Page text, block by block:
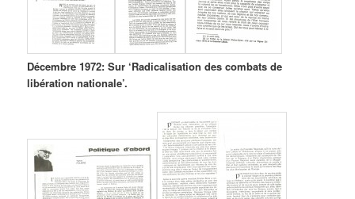
Décembre 1972: Sur ‘Radicalisation des combats de
libération nationale’.